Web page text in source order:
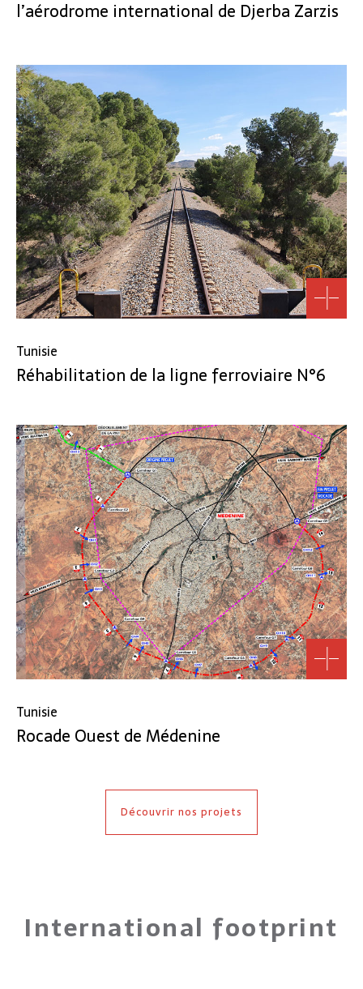
l’aérodrome international de Djerba Zarzis
Tunisie
Réhabilitation de la ligne ferroviaire N°6
Tunisie
Rocade Ouest de Médenine
Découvrir nos projets
International footprint